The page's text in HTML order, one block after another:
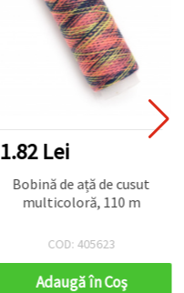
1.82 Lei
Bobină de ață de cusut
multicoloră, 110 m
COD: 405623
Adaugă în Coş